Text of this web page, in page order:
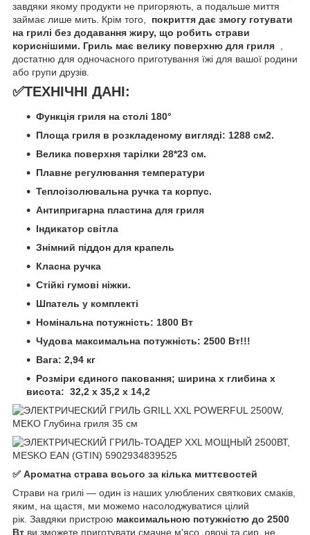
завдяки якому продукти не пригоряють, а подальше миття
займає лише мить. Крім того,
покриття дає змогу готувати
на грилі без додавання жиру, що робить страви
кориснішими. Гриль має велику поверхню для гриля
достатню для одночасного приготування їжі для вашої родини
або групи друзів.
✅ТЕХНІЧНІ ДАНІ:
Функція гриля на столі 180°
Площа гриля в розкладеному вигляді: 1288 см2.
Велика поверхня тарілки 28*23 см.
Плавне регулювання температури
Теплоізолювальна ручка та корпус.
Антипригарна пластина для гриля
Індикатор світла
Знімний піддон для крапель
Класна ручка
Стійкі гумові ніжки.
Шпатель у комплекті
Номінальна потужність: 1800 Вт
Чудова максимальна потужність: 2500 Вт!!!
Вага: 2,94 кг
Розміри єдиного паковання; ширина х глибина х
висота: 32,2 х 35,2 х 14,2
✅ Ароматна страва всього за кілька миттєвостей
Страви на грилі — один із наших улюблених святкових смаків,
яким, на щастя, ми можемо насолоджуватися цілий
рік. Завдяки пристрою максимальною потужністю до 2500
Вт ви зможете приготувати смачне м'ясо, овочі та сир, не